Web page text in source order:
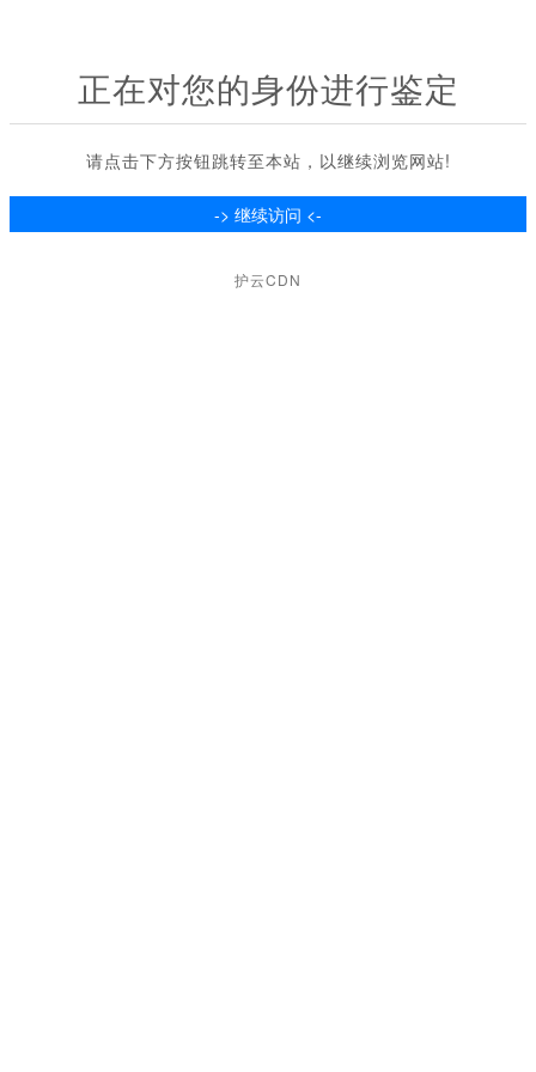
正在对您的身份进行鉴定
请点击下方按钮跳转至本站，以继续浏览网站!
护云CDN